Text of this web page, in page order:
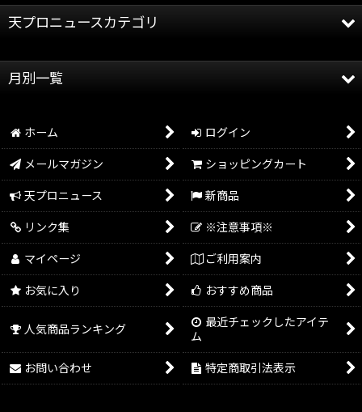
天プロニュースカテゴリ
天龍プロジェクト
グッズ情報
月別一覧
2024年
2023年
2022年
2021年
2020年
2019年
2018年
ホーム ログイン
メールマガジン ショッピングカート
天プロニュース 新商品
リンク集 ※注意事項※
マイページ ご利用案内
お気に入り おすすめ商品
人気商品ランキング
最近チェックしたアイテ
ム
お問い合わせ 特定商取引法表示